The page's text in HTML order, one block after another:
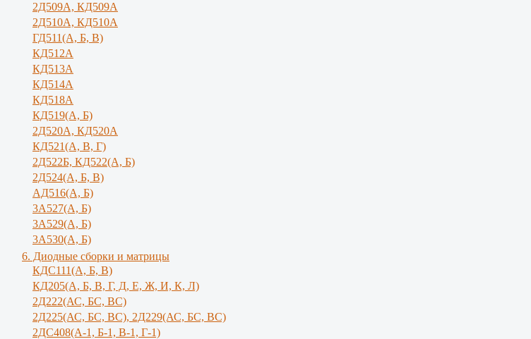
2Д509А, КД509А
2Д510А, КД510А
ГД511(А, Б, В)
КД512А
КД513А
КД514А
КД518А
КД519(А, Б)
2Д520А, КД520А
КД521(А, В, Г)
2Д522Б, КД522(А, Б)
2Д524(А, Б, В)
АД516(А, Б)
3А527(А, Б)
3А529(А, Б)
3A530(A, Б)
6. Диодные сборки и матрицы
КДС111(А, Б, B)
КД205(А, Б, В, Г, Д, Е, Ж, И, К, Л)
2Д222(АС, БС, ВС)
2Д225(АС, БС, ВС), 2Д229(АС, БС, ВС)
2ДС408(А-1, Б-1, В-1, Г-1)